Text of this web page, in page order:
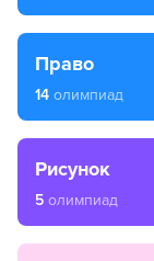
право
14 олимпиад
рисунок
5 олимпиад